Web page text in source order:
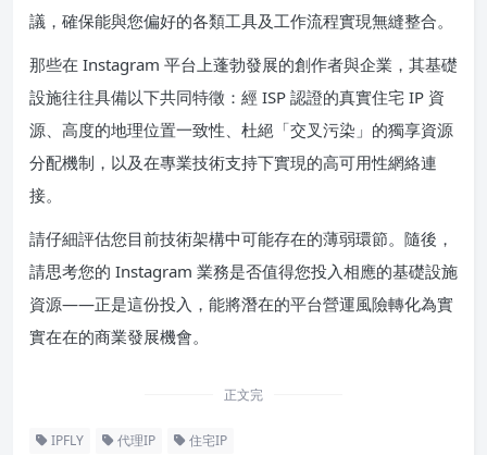
議，確保能與您偏好的各類工具及工作流程實現無縫整合。
那些在 Instagram 平台上蓬勃發展的創作者與企業，其基礎
設施往往具備以下共同特徵：經 ISP 認證的真實住宅 IP 資
源、高度的地理位置一致性、杜絕「交叉污染」的獨享資源
分配機制，以及在專業技術支持下實現的高可用性網絡連
接。
請仔細評估您目前技術架構中可能存在的薄弱環節。隨後，
請思考您的 Instagram 業務是否值得您投入相應的基礎設施
資源——正是這份投入，能將潛在的平台營運風險轉化為實
實在在的商業發展機會。
正文完
IPFLY 代理IP 住宅IP